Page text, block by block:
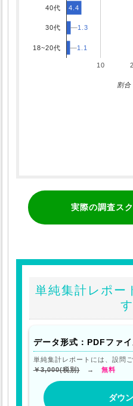
10
40代
30代
18~20代
4.4
1.3
1.3
1.1
1.1
割合
実際の調査ス
単純集計レポー
データ形式：PDFファ
単純集計レポートには、設問
￥3,000(税別)→ 無料